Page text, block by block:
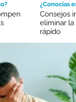
¿Conocías
Consejos
eliminar
rápido